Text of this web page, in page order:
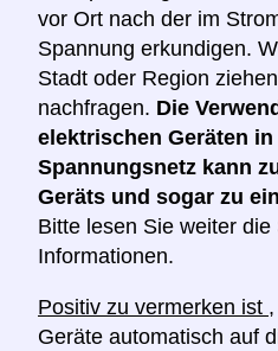
vor Ort nach der im
Spannung erkundigen.
Stadt oder Region
nachfragen. Die
elektrischen Geräten
Spannungsnetz kann
Geräts und sogar zu
Bitte lesen Sie weiter
Informationen.
Positiv zu vermerken ist
Geräte automatisch auf